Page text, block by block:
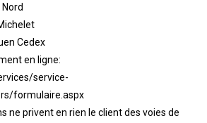
Cedex
en ligne:
service-
formulaire.aspx
ne privent en rien le client des voies de